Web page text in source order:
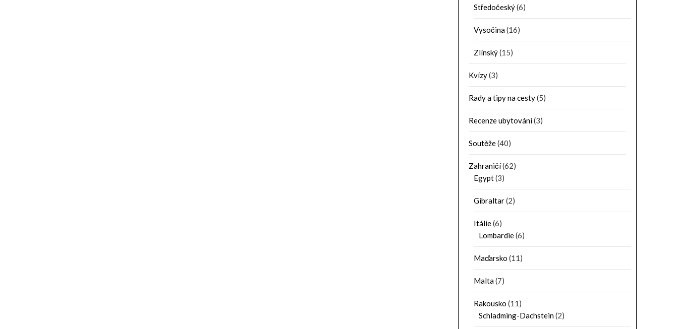
Středočeský(6)
Vysočina(16)
Zlínský(15)
Kvízy(3)
Rady a tipy na cesty(5)
Recenze ubytování(3)
Soutěže(40)
Zahraničí(62)
Egypt(3)
Gibraltar(2)
Itálie(6)
Lombardie(6)
Maďarsko (11)
Malta(7)
Rakousko (11)
Schladming-Dachstein(2)